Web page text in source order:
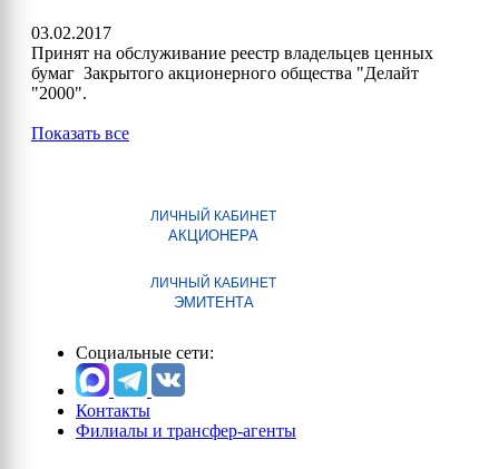
03.02.2017
Принят на обслуживание реестр владельцев ценных
бумаг Закрытого акционерного общества "Делайт
"2000".
Показать все
ЛИЧНЫЙ КАБИНЕТ
АКЦИОНЕРА
ЛИЧНЫЙ КАБИНЕТ
ЭМИТЕНТА
Социальные сети:
Контакты
Филиалы и трансфер-агенты